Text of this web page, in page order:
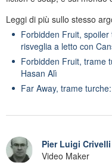
Leggi di più sullo stesso
Forbidden Fruit,
risveglia a letto con
Forbidden Fruit, trame
Hasan Alì
Far Away, trame
Pier Luigi Crivelli
Video Maker